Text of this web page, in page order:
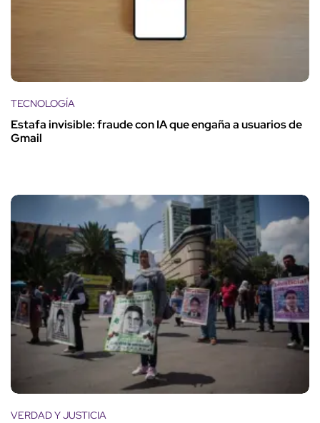
TECNOLOGÍA
Estafa invisible: fraude con IA que engaña a usuarios de
Gmail
VERDAD Y JUSTICIA